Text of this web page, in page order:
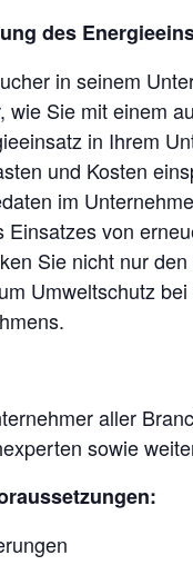
des
in seinem
wie Sie mit einem
in Ihrem
und Kosten
im
Einsatzes von
Sie nicht nur
Umweltschutz
aller
sowie